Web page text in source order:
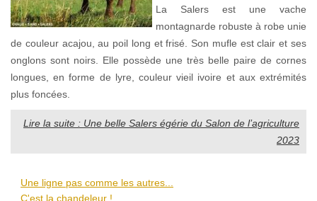
La Salers est une vache
montagnarde robuste à robe unie
de couleur acajou, au poil long et frisé. Son mufle est clair et ses
onglons sont noirs. Elle possède une très belle paire de cornes
longues, en forme de lyre, couleur vieil ivoire et aux extrémités
plus foncées.
Lire la suite : Une belle Salers égérie du Salon de l’agriculture
2023
Une ligne pas comme les autres...
C'est la chandeleur !